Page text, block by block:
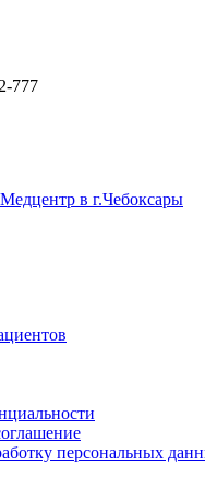
777
персональных